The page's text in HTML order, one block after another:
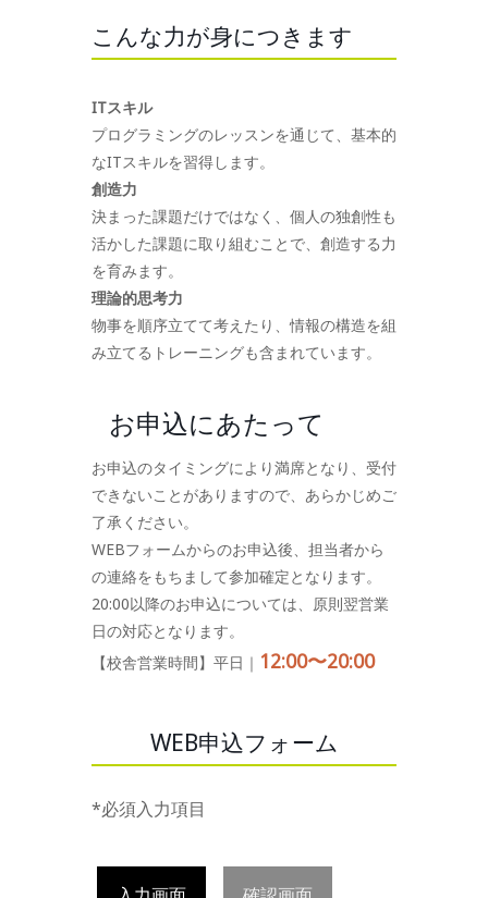
こんな力が身につきます
ITスキル
プログラミングのレッスンを通じて、基本的
なITスキルを習得します。
創造力
決まった課題だけではなく、個人の独創性も
活かした課題に取り組むことで、創造する力
を育みます。
理論的思考力
物事を順序立てて考えたり、情報の構造を組
み立てるトレーニングも含まれています。
お申込にあたって
お申込のタイミングにより満席となり、受付
できないことがありますので、あらかじめご
了承ください。
WEBフォームからのお申込後、担当者から
の連絡をもちまして参加確定となります。
20:00以降のお申込については、原則翌営業
日の対応となります。
【校舎営業時間】平日｜ 12:00〜20:00
WEB申込フォーム
*必須入力項目